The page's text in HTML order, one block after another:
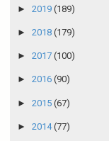
► 2019 (189)
► 2018 (179)
► 2017 (100)
► 2016 (90)
► 2015 (67)
► 2014(77)